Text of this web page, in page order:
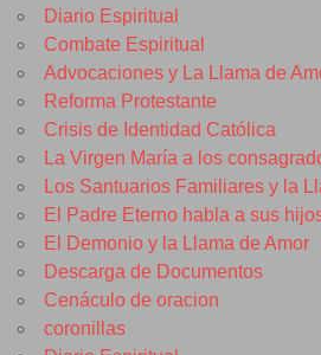
Diario Espiritual
Combate Espiritual
Advocaciones y La Llama de
Reforma Protestante
Crisis de Identidad Católica
La Virgen María a los
Los Santuarios Familiares y la
El Padre Eterno habla a sus
El Demonio y la Llama de Amor
Descarga de Documentos
Cenáculo de oracion
coronillas